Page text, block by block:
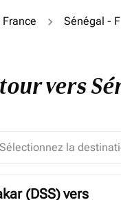
Sénégal -
vers
(DSS)vers